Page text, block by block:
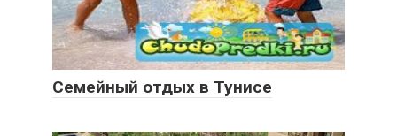
Семейный отдых в Тунисе